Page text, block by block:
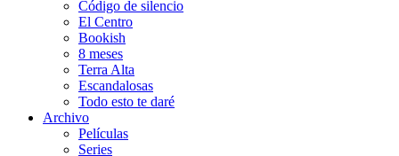
Código de silencio
El Centro
Bookish
8 meses
Terra Alta
Escandalosas
Todo esto te daré
Archivo
Películas
Series